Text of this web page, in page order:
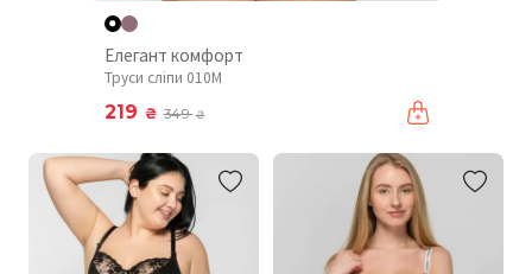
Елегант комфорт
Труси сліпи 010М
219 ₴ 349₴